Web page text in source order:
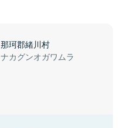
那珂郡緒川村
ナカグンオガワムラ